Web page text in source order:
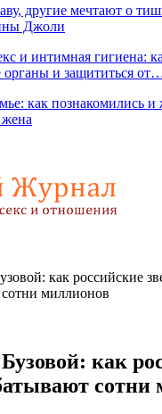
другие мечтают о
Джоли
и интимная гигиена:
и защититься
как познакомились и
как российские
миллионов
как
сотни